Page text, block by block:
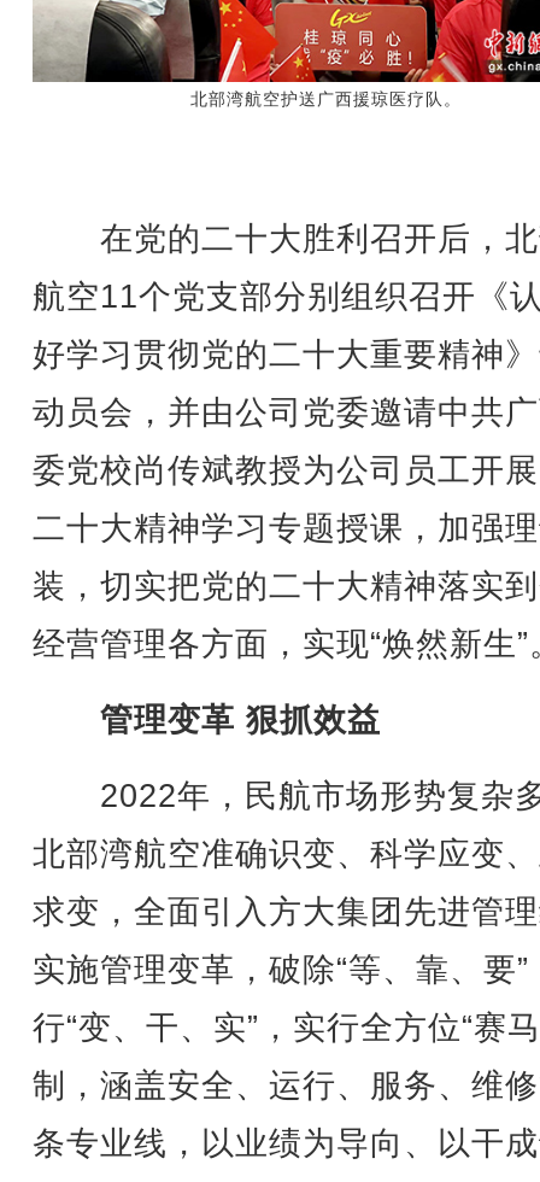
北部湾航空护送广西援琼医疗队。
在党的二十大胜利召开后，
航空11个党支部分别组织召开《
好学习贯彻党的二十大重要精神
动员会，并由公司党委邀请中共
委党校尚传斌教授为公司员工开
二十大精神学习专题授课，加强
装，切实把党的二十大精神落实
经营管理各方面，实现“焕然新生”
管理变革 狠抓效益
2022年，民航市场形势复杂
北部湾航空准确识变、科学应变
求变，全面引入方大集团先进管
实施管理变革，破除“等、靠、要”
行“变、干、实”，实行全方位“赛
制，涵盖安全、运行、服务、维
条专业线，以业绩为导向、以干